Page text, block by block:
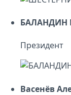
БАЛАНДИН
Президент
Васенёв